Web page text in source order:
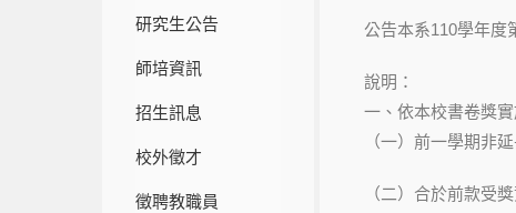
研究生公告
師培資訊
招生訊息
校外徵才
徵聘教職員
公告本系110學年度
說明：
一、依本校書卷獎
（一）前一學期非
（二）合於前款受